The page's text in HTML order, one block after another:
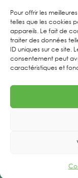
Pour offrir les
telles que les cookies
appareils. Le fait de
traiter des données
ID uniques sur ce site.
consentement peut
caractéristiques et